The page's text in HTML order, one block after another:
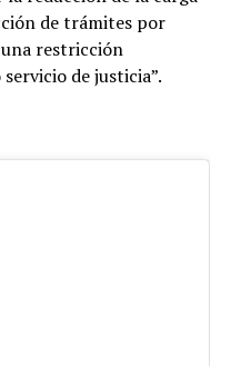
de trámites por
restricción
de justicia”.